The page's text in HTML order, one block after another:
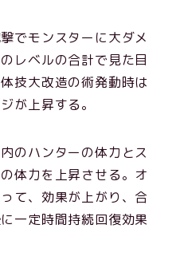
でモンスターに大ダメ
レベルの合計で見た目
技大改造の術発動時は
が上昇する。
のハンターの体力とス
体力を上昇させる。オ
て、効果が上がり、合
一定時間持続回復効果